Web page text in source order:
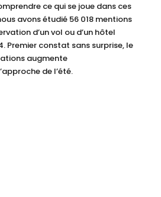
ce qui se joue dans ces
avons étudié 56 018 mentions
d’un vol ou d’un hôtel
Premier constat sans surprise, le
augmente
de l’été.